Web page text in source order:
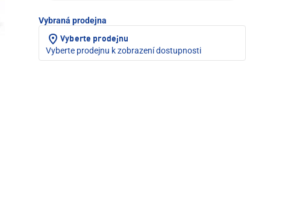
Vybraná prodejna
Vyberte prodejnu
Vyberte prodejnu k zobrazení dostupnosti